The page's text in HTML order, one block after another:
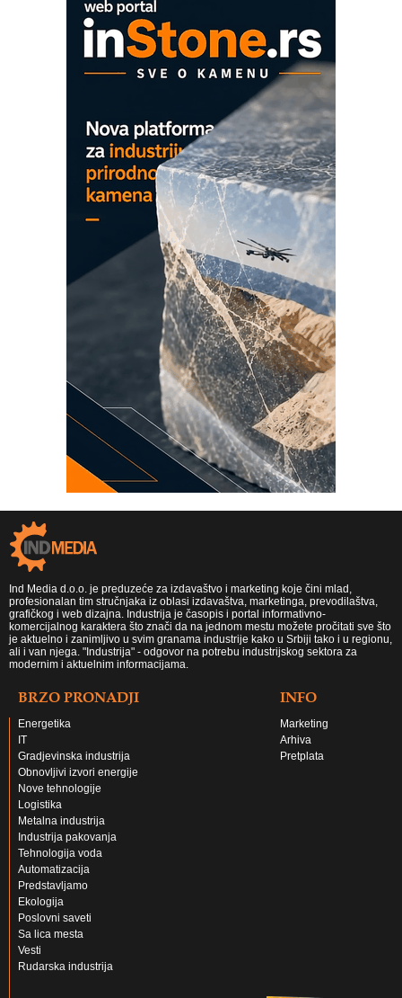
Proizvodnja iC7 Hybrid 1500 VDC
mrežnog pretvarača sa tečnim
hlađenjem
COMBYPACK
EVOKS Maintenance Management
Ind Media d.o.o. je preduzeće za izdavaštvo i marketing koje čini mlad,
profesionalan tim stručnjaka iz oblasi izdavaštva, marketinga, prevodilaštva,
grafičkog i web dizajna. Industrija je časopis i portal informativno-
komercijalnog karaktera što znači da na jednom mestu možete pročitati sve što
je aktuelno i zanimljivo u svim granama industrije kako u Srbiji tako i u regionu,
ali i van njega. "Industrija" - odgovor na potrebu industrijskog sektora za
modernim i aktuelnim informacijama.
BRZO PRONADJI
Energetika
IT
Gradjevinska industrija
Obnovljivi izvori energije
Nove tehnologije
Logistika
Metalna industrija
Industrija pakovanja
Tehnologija voda
Automatizacija
Predstavljamo
Ekologija
Poslovni saveti
Sa lica mesta
Vesti
Rudarska industrija
INFO
Marketing
Arhiva
Pretplata